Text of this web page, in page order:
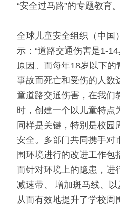
“安全过马路”的专题教育。
全球儿童安全组织（中国
示：“道路交通伤害是1-
原因。而每年18岁以下的
事故而死亡和受伤的人数
童道路交通伤害，在我们
时，创建一个以儿童特点
同样是关键，特别是校园
安全。多部门共同携手对
围环境进行的改进工作包
而针对环境上的隐患，进
减速带、 增加斑马线、以
从而有效地提升了学校周